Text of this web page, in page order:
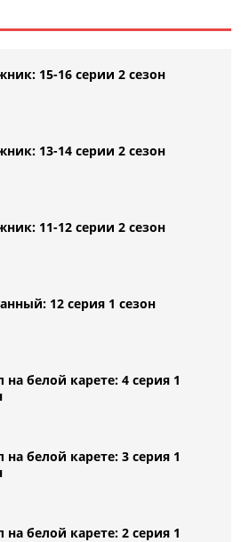
15-16 серии 2 сезон
13-14 серии 2 сезон
11-12 серии 2 сезон
12 серия 1 сезон
на белой карете: 4 серия 1
на белой карете: 3 серия 1
на белой карете: 2 серия 1